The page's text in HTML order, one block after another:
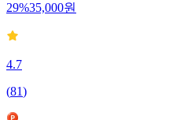
29%35,000원
4.7
(81)